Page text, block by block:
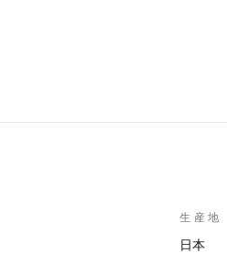
生産地
日本